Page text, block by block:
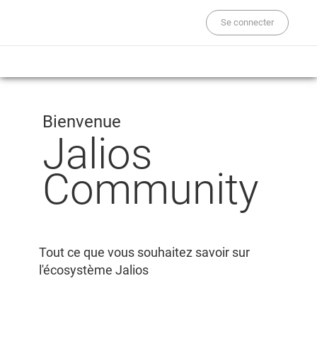
Se connecter
Bienvenue
Jalios
Community
Tout ce que vous souhaitez savoir sur
l'écosystème Jalios